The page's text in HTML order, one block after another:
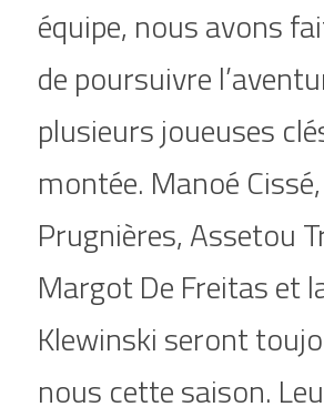
équipe, nous avons
de poursuivre
plusieurs joueuses
montée. Manoé
Prugnières, Assetou
Margot De Freitas et
Klewinski seront
nous cette saison.